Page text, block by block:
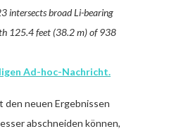
intersects broad Li-bearing
125.4 feet (38.2 m) of 938
Ad-hoc-Nachricht.
den neuen Ergebnissen
abschneiden können,